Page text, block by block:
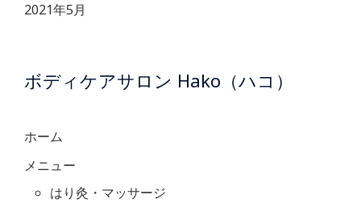
2021年5月
ボディケアサロン Hako（ハコ）
ホーム
メニュー
はり灸・マッサージ